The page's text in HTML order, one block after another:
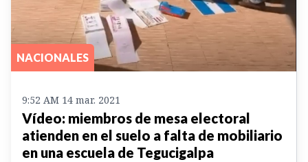
NACIONALES
9:52 AM 14 mar. 2021
Vídeo: miembros de mesa electoral
atienden en el suelo a falta de mobiliario
en una escuela de Tegucigalpa